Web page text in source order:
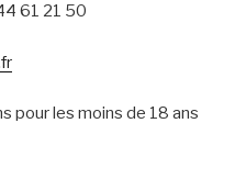
61 21 50
pour les moins de 18 ans